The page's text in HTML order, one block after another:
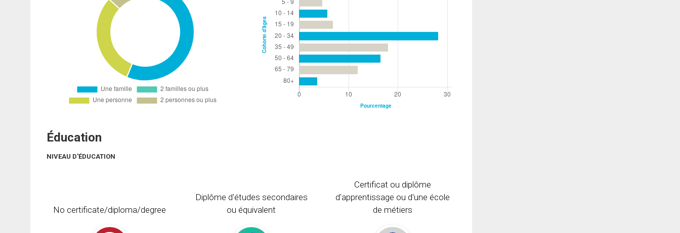
Éducation
NIVEAU D'ÉDUCATION
No certificate/diploma/degree
Diplôme d'études secondaires
ou équivalent
Certificat ou diplôme
d'apprentissage ou d'une école
de métiers